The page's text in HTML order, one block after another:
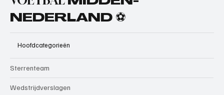
NEDERLAND ⚽
Hoofdcategorieën
Sterrenteam
Wedstrijdverslagen